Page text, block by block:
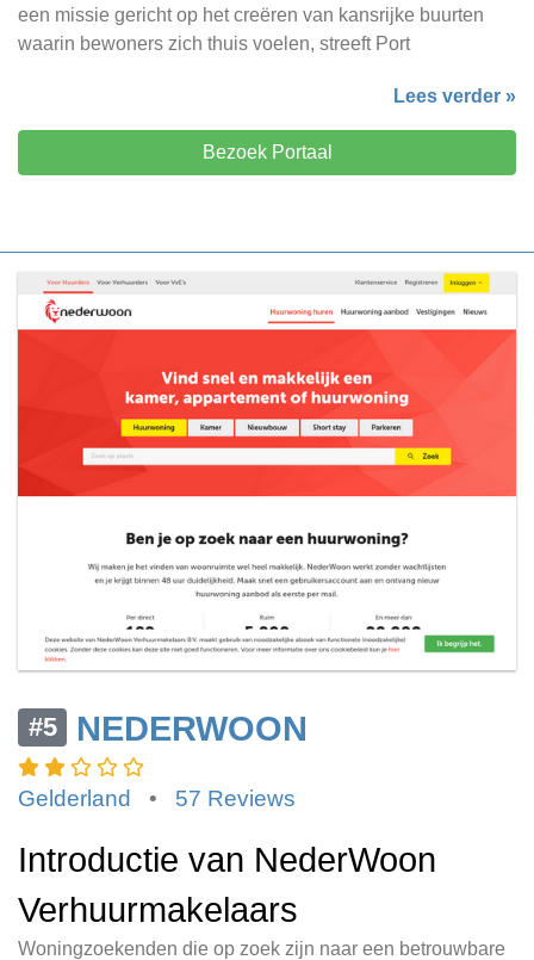
een missie gericht op het creëren van kansrijke buurten
waarin bewoners zich thuis voelen, streeft Port
Lees verder »
Bezoek Portaal
#5 NEDERWOON
Gelderland • 57 Reviews
Introductie van NederWoon
Verhuurmakelaars
Woningzoekenden die op zoek zijn naar een betrouwbare